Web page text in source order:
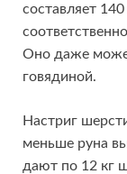
составляет
Оно даже
говядиной.
Настриг
меньше руна
дают по 12 кг